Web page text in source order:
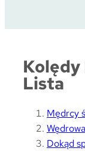
Kolędy
Lista
Mędrcy
Dokąd